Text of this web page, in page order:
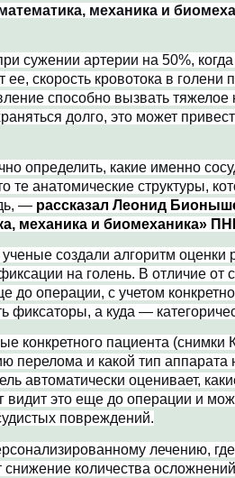
механика и
сужении артерии на 50%,
ее, скорость кровотока в голени
способно вызвать тяжелое
долго, это может
определить, какие именно
те анатомические структуры,
— рассказал Леонид
механика и биомеханика»
создали алгоритм оценки
на голень. В отличие от
до операции, с учетом
фиксаторы, а куда —
конкретного пациента (снимки
перелома и какой тип
автоматически оценивает,
это еще до операции и
повреждений.
лечению,
снижение количества